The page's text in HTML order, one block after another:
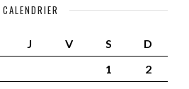
CALENDRIER
J V S
D
1
2